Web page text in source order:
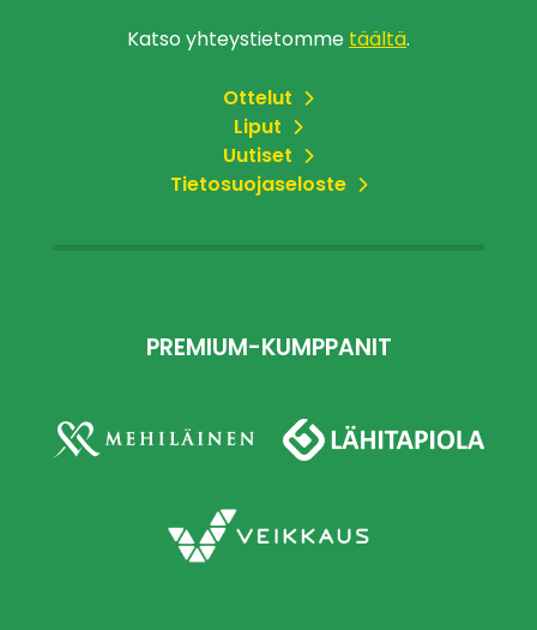
Katso yhteystietomme täältä.
Ottelut
Liput
Uutiset
Tietosuojaseloste
PREMIUM-KUMPPANIT